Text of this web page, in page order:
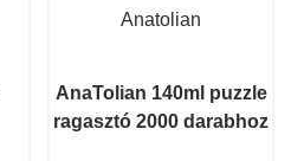
Anatolian
AnaTolian 140ml puzzle
ragasztó 2000 darabhoz